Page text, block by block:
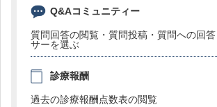
Q&Aコミュニティー
質問回答の閲覧・質問投稿・質問への回
サーを選ぶ
診療報酬
過去の診療報酬点数表の閲覧